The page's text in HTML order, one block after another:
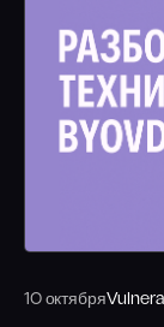
10 октября